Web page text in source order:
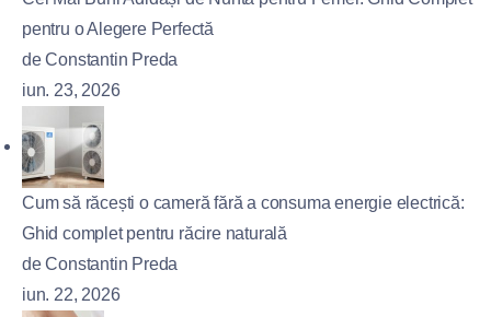
pentru o Alegere Perfectă
de Constantin Preda
iun. 23, 2026
Cum să răcești o cameră fără a consuma energie electrică:
Ghid complet pentru răcire naturală
de Constantin Preda
iun. 22, 2026